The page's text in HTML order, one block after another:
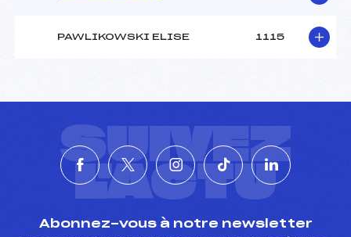
PAWLIKOWSKI ELISE 1115
SUIVEZ
L'ACTU
Abonnez-vous à notre newsletter